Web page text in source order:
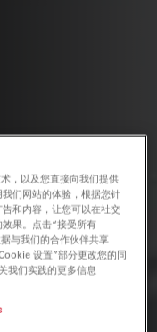
，以及您直接向我们提供
们网站的体验，根据您针
和内容，让您可以在社交
果。点击“接受所有
与我们的合作伙伴共享
设置”部分更改您的同
我们实践的更多信息